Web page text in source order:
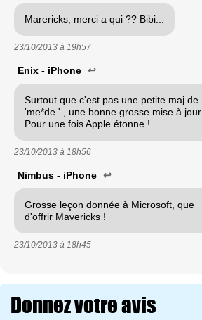
Marericks, merci a qui ?? Bibi...
23/10/2013 à 19h57
Enix - iPhone ↩
Surtout que c'est pas une petite maj de
'me*de ' , une bonne grosse mise à jour.
Pour une fois Apple étonne !
23/10/2013 à 18h56
Nimbus - iPhone ↩
Grosse leçon donnée à Microsoft, que
d'offrir Mavericks !
23/10/2013 à 18h45
Donnez votre avis